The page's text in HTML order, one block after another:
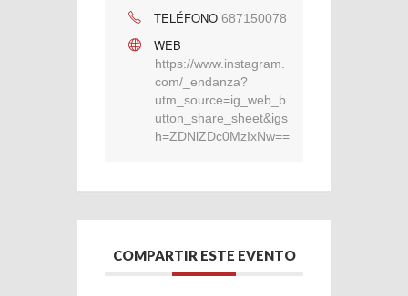
TELÉFONO 687150078
WEB
https://www.instagram.
com/_endanza?
utm_source=ig_web_b
utton_share_sheet&igs
h=ZDNlZDc0MzIxNw==
COMPARTIR ESTE EVENTO